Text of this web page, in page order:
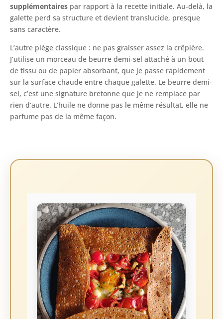
supplémentaires par rapport à la recette initiale. Au-delà, la
galette perd sa structure et devient translucide, presque
sans caractère.
L’autre piège classique : ne pas graisser assez la crêpière.
J’utilise un morceau de beurre demi-sel attaché à un bout
de tissu ou de papier absorbant, que je passe rapidement
sur la surface chaude entre chaque galette. Le beurre demi-
sel, c’est une signature bretonne que je ne remplace par
rien d’autre. L’huile ne donne pas le même résultat, elle ne
parfume pas de la même façon.